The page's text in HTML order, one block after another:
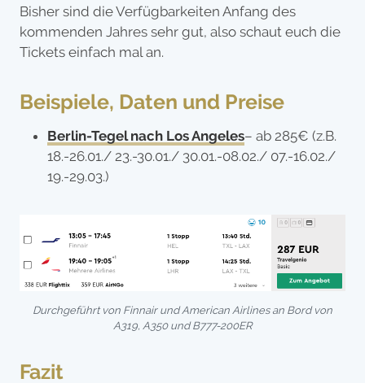
Bisher sind die Verfügbarkeiten Anfang des
kommenden Jahres sehr gut, also schaut euch die
Tickets einfach mal an.
Beispiele, Daten und Preise
Berlin-Tegel nach Los Angeles– ab 285€ (z.B.
18.-26.01./ 23.-30.01./ 30.01.-08.02./ 07.-16.02./
19.-29.03.)
Durchgeführt von Finnair und American Airlines an Bord von
A319, A350 und B777-200ER
Fazit